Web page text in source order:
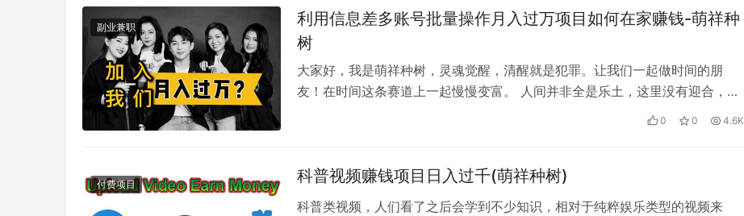
副业兼职
利用信息差多账号批量操作月入过万项目如何在家赚钱-萌祥种
树
大家好，我是萌祥种树，灵魂觉醒，清醒就是犯罪。让我们一起做时间的朋
友！在时间这条赛道上一起慢慢变富。 人间并非全是乐土，这里没有迎合，只
0 0 4.6K
付费项目 科普视频赚钱项目日入过千(萌祥种树)
科普类视频，人们看了之后会学到不少知识，相对于纯粹娱乐类型的视频来